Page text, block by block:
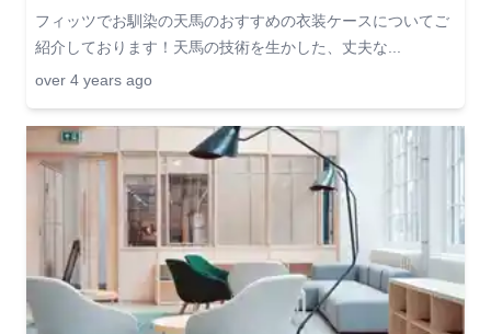
フィッツでお馴染の天馬のおすすめの衣装ケースについてご
紹介しております！天馬の技術を生かした、丈夫な...
over 4 years ago